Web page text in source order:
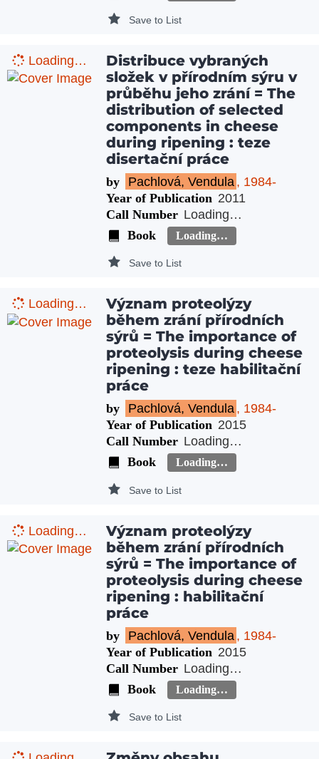
Save to List
Loading…
Distribuce vybraných
složek v přírodním sýru v
průběhu jeho zrání = The
distribution of selected
components in cheese
during ripening : teze
disertační práce
by Pachlová, Vendula , 1984-
Year of Publication 2011
Call Number Loading…
Book
Loading…
Save to List
Loading…
Význam proteolýzy
během zrání přírodních
sýrů = The importance of
proteolysis during cheese
ripening : teze habilitační
práce
by Pachlová, Vendula , 1984-
Year of Publication 2015
Call Number Loading…
Book
Loading…
Save to List
Loading…
Význam proteolýzy
během zrání přírodních
sýrů = The importance of
proteolysis during cheese
ripening : habilitační
práce
by Pachlová, Vendula , 1984-
Year of Publication 2015
Call Number Loading…
Book
Loading…
Save to List